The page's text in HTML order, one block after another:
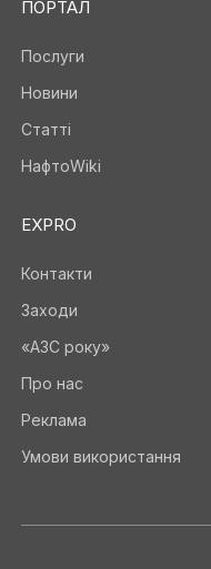
ПОРТАЛ
Послуги
Новини
Статті
НафтоWiki
EXPRO
Контакти
Заходи
«АЗС року»
Про нас
Реклама
Умови використання